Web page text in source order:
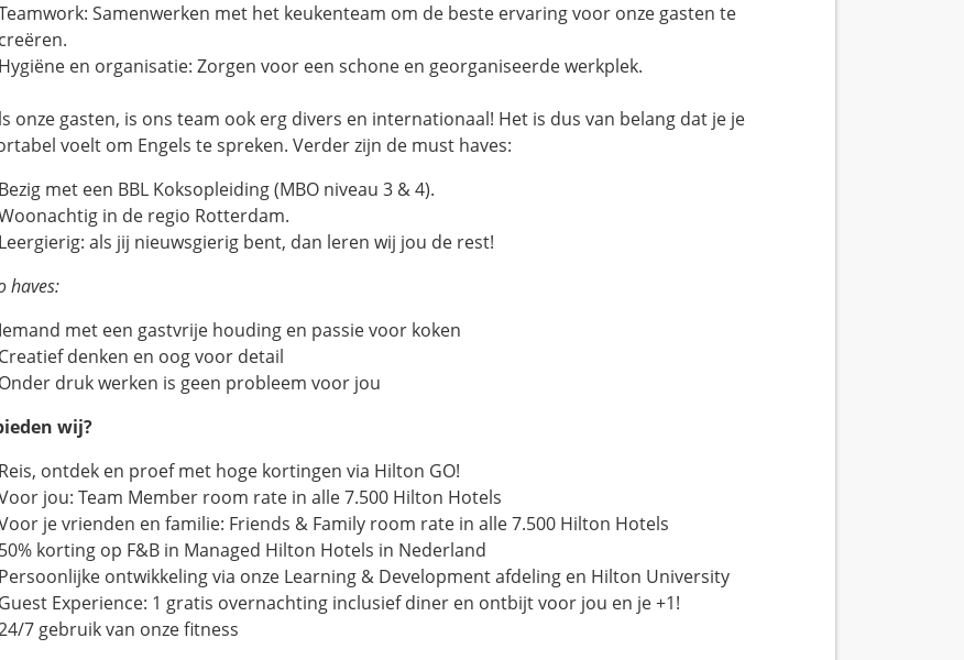
Samenwerken met het keukenteam om de beste ervaring voor onze gasten te
creëren.
Hygiëne en organisatie: Zorgen voor een schone en georganiseerde werkplek.
onze gasten, is ons team ook erg divers en internationaal! Het is dus van belang dat je je
voelt om Engels te spreken. Verder zijn de must haves:
Bezig met een BBL Koksopleiding (MBO niveau 3 & 4).
in de regio Rotterdam.
Leergierig: als jij nieuwsgierig bent, dan leren wij jou de rest!
haves:
Iemand met een gastvrije houding en passie voor koken
Creatief denken en oog voor detail
Onder druk werken is geen probleem voor jou
wij?
Reis, ontdek en proef met hoge kortingen via Hilton GO!
jou: Team Member room rate in alle 7.500 Hilton Hotels
je vrienden en familie: Friends & Family room rate in alle 7.500 Hilton Hotels
50% korting op F&B in Managed Hilton Hotels in Nederland
Persoonlijke ontwikkeling via onze Learning & Development afdeling en Hilton University
Guest Experience: 1 gratis overnachting inclusief diner en ontbijt voor jou en je +1!
7 gebruik van onze fitness